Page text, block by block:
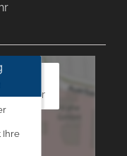
Ihre